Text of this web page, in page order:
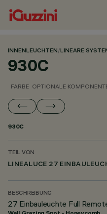
INNENLEUCHTEN/LINEARE
930C
FARBE OPTIONALE
930C
TEIL VON
LINEALUCE 27
BESCHREIBUNG
27 Einbauleuchte Full